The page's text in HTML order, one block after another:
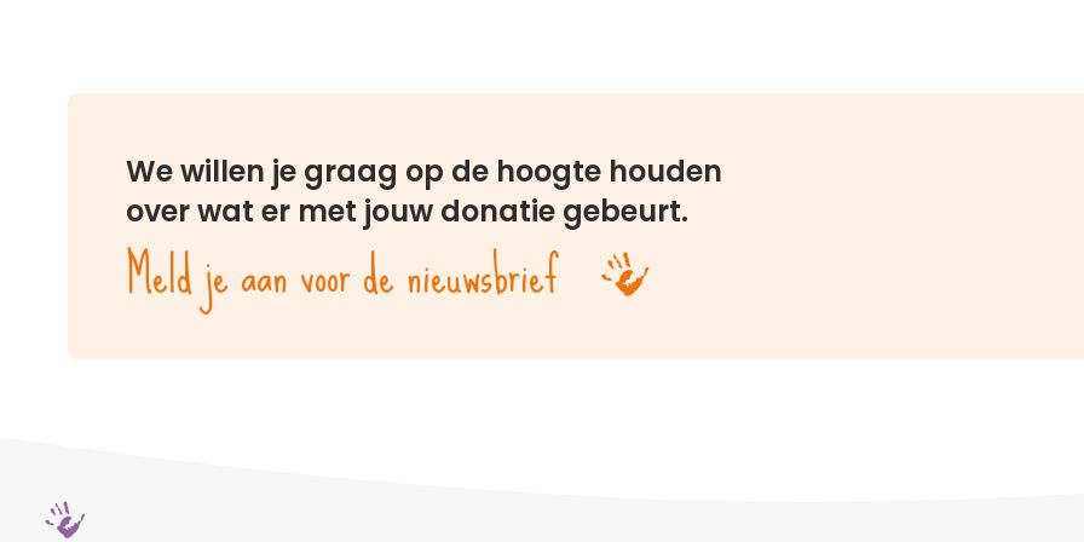
We willen je graag op de hoogte houden
over wat er met jouw donatie gebeurt.
Meld je aan voor de nieuwsbrief